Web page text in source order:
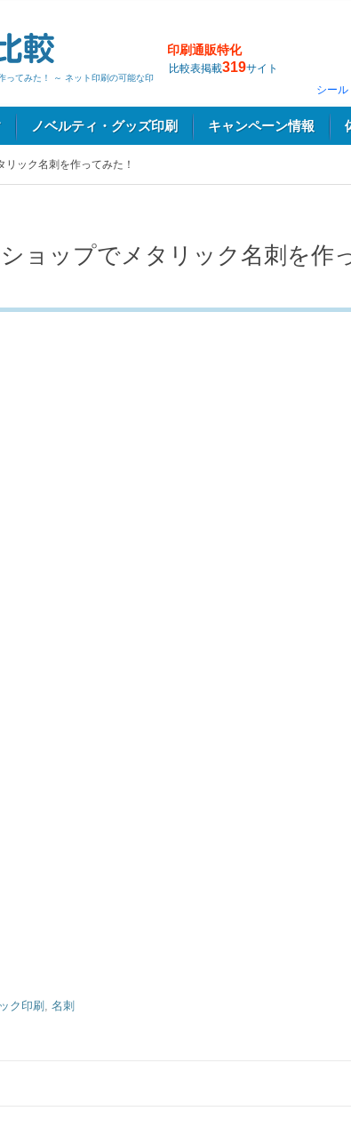
ってみた！ ～ ネット印刷の可能な印
印刷通販特化
比較表掲載319サイト
シー
ノベルティ・グッズ印刷 キャンペーン情報
ック名刺を作ってみた！
ョップでメタリック名刺を作
ク印刷 ,名刺